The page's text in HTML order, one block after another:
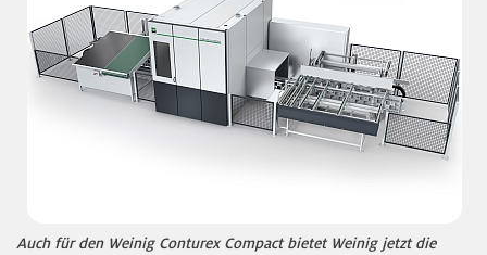
Auch für den Weinig Conturex Compact bietet Weinig jetzt die